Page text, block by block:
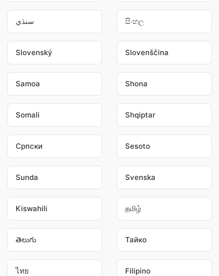
سنڌي සිංහල
Slovenský Slovenščina
Samoa Shona
Somali Shqiptar
Српски Sesoto
Sunda Svenska
Kiswahili தமிழ்
తెలుగు Тайко
ไทย Filipino